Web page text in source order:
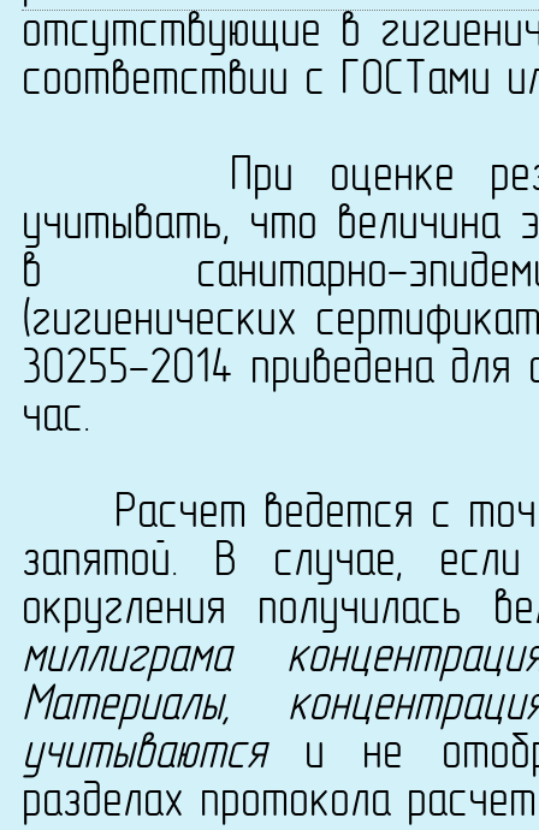
отсутствующие в
соответствии с ГОСТами
При оценке
учитывать, что величина
в санитарно-
(гигиенических
30255-2014 приведена для
час.
Расчет ведется с
запятой. В случае,
округления получилась
миллиграма
Материалы,
учитываютсяи не
разделах протокола